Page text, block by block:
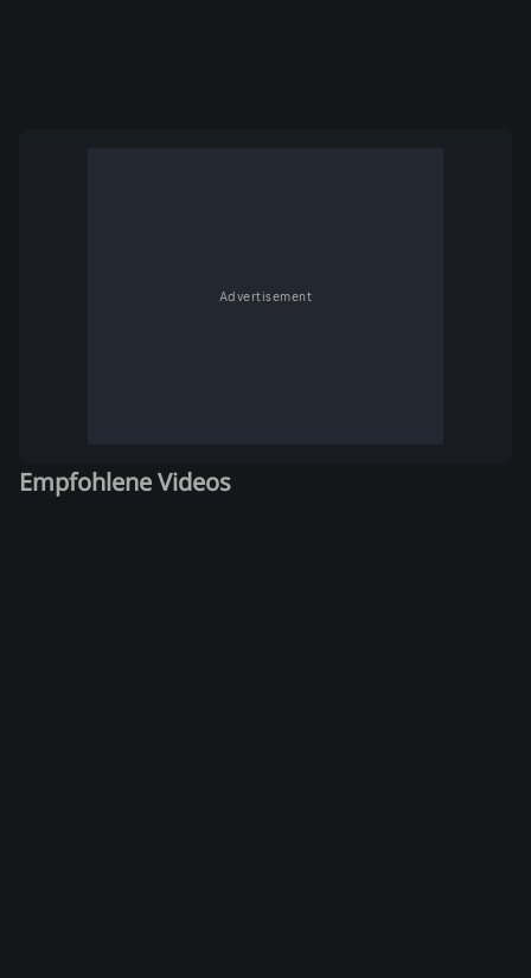
Advertisement
Empfohlene Videos